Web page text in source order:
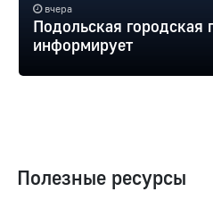
вчера
Подольская городская
информирует
Полезные ресурсы